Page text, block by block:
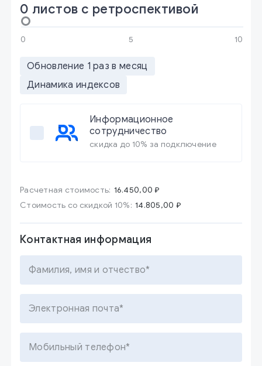
0 листов с ретроспективой
Обновление 1 раз в месяц
Динамика индексов
Информационное
сотрудничество
скидка до 10% за подключение
Расчетная стоимость: 16.450,00 ₽
Стоимость со скидкой 10%: 14.805,00 ₽
Контактная информация
Фамилия, имя и отчество*
Электронная почта*
Мобильный телефон*